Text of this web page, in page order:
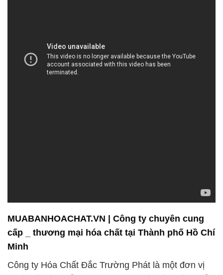
MUABANHOACHAT.VN | Công ty chuyên cung
cấp _ thương mại hóa chất tại Thành phố Hồ Chí
Minh
Công ty Hóa Chất Đắc Trường Phát là một đơn vị